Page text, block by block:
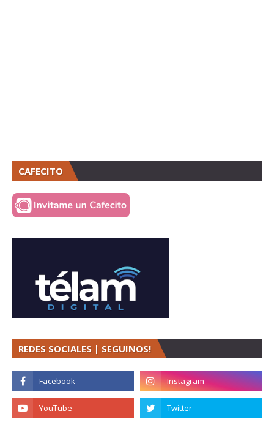
CAFECITO
REDES SOCIALES | SEGUINOS!